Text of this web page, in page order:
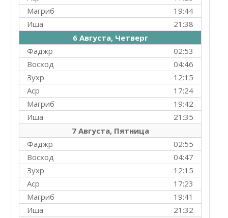
19:44
Магриб
21:38
Иша
6 Августа, Четверг
02:53
Фаджр
04:46
Восход
12:15
Зухр
17:24
Аср
19:42
Магриб
21:35
Иша
7 Августа, Пятница
02:55
Фаджр
04:47
Восход
12:15
Зухр
17:23
Аср
19:41
Магриб
21:32
Иша